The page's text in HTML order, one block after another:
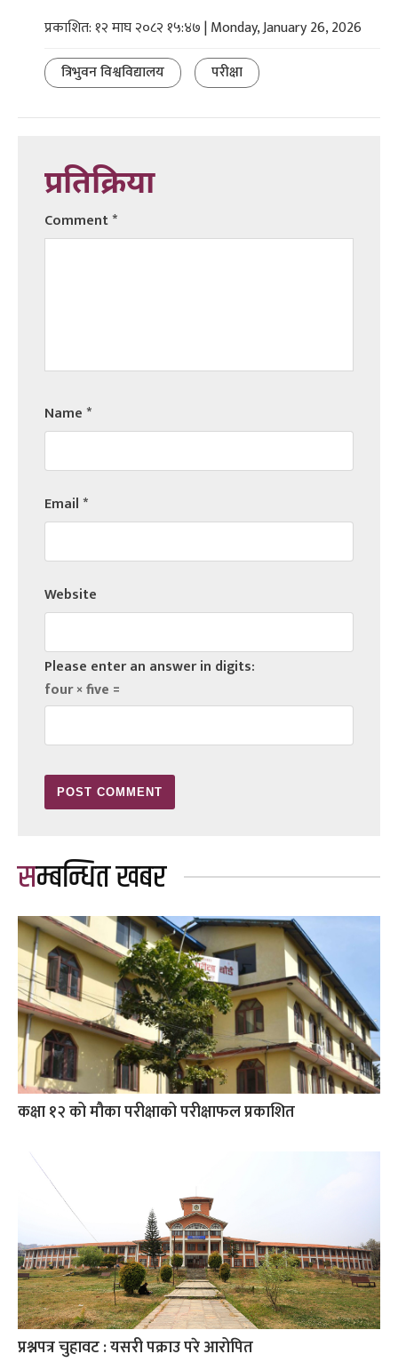
प्रकाशित: १२ माघ २०८२ १५:४७ | Monday, January 26, 2026
त्रिभुवन विश्वविद्यालय
परीक्षा
प्रतिक्रिया
Comment*
Name*
Email*
Website
Please enter an answer in digits:
four × five =
सम्बन्धित खबर
कक्षा १२ को मौका परीक्षाको परीक्षाफल प्रकाशित
प्रश्नपत्र चुहावट : यसरी पक्राउ परे आरोपित